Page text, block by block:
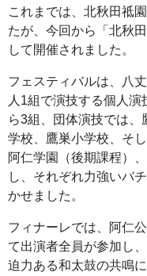
これまでは、北秋田祗
たが、今回から「北秋
して開催されました。
フェスティバルは、八
人1組で演技する個人
ら3組、団体演技では
学校、鷹巣小学校、そ
阿仁学園（後期課程）
し、それぞれ力強いバ
かせました。
フィナーレでは、阿仁
て出演者全員が参加し
迫力ある和太鼓の共鳴